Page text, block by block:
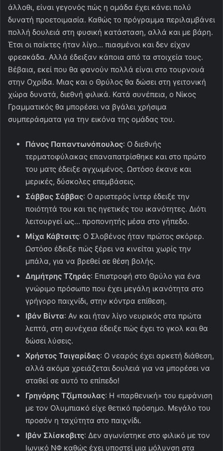
άλλοθι, είναι γεγονός πώς η ομάδα έχει κάνει πολύ
δυνατή προετοιμασία. Καθώς το πρόγραμμα περιλαμβάνει
πολλή δουλειά στη φυσική κατάσταση, αλλά και με βάρη.
Έτσι οι παίκτες ήταν λίγο… πιασμένοι και δεν είχαν
φρεσκάδα. Αλλά έδειξαν κάποια από τα στοιχεία τους.
Βέβαια, εκεί που θα φανούν πολλά είναι στο τουρνουά
στην Οχρίδα. Μιας και ο Θρύλος θα δώσει στη γειτονική
χώρα δυνατά, διεθνή φιλικά. Κατά συνέπεια, ο Νίκος
Γραμματικός θα μπορέσει να βγάλει χρήσιμα
συμπεράσματα για την εικόνα της ομάδας του.
Πάνος Παπαντωνόπουλος: Ο διεθνής
τερματοφύλακας επαναπατρίσθηκε και στο πρώτο
του ματς έδειξε αγχωμένος. Ωστόσο έκανε και
μερικές, δύσκολες επεμβάσεις.
Σάββας Σάββας: Ο αριστερός ίντερ έδειξε την
ποιότητά του και τις ηγετικές του ικανότητες. Διότι
λειτουργεί ως… προπονητής μέσα στο γήπεδο.
Μίχα Κάβτσιτς: Ο Σλοβένος ήταν πρώτος σκόρερ.
Ωστόσο έδειξε πώς ξέρει να κινείται χωρίς την
μπάλα, για να βρεθεί σε θέση βολής.
Δημήτρης Τζηράς: Επιστροφή στο Θρύλο για ένα
γνώριμο πρόσωπο που έχει μεγάλη ικανότητα στο
γρήγορο παιχνίδι, στην κόντρα επίθεση.
Ιβάν Βίντα: Αν και ήταν λίγο νευρικός στα πρώτα
λεπτά, στη συνέχεια έδειξε πώς έχει το γκολ και θα
δώσει λύσεις.
Χρήστος Τσιγαρίδας: Ο νεαρός έχει αρκετή διάθεση,
αλλά ακόμα χρειάζεται δουλειά για να μπορέσει να
σταθεί σε αυτό το επίπεδο!
Γρηγόρης Τζίμπουλας: Η «παρθενική» του εμφάνιση
με τον Ολυμπιακό είχε θετικό πρόσημο. Μεγάλο του
προσόν η ταχύτητα στο παιχνίδι.
Ιβάν Σλίσκοβιτς: Δεν αγωνίστηκε στο φιλικό με τον
Ιωνικό ΝΦ καθώς έχει υποστεί μια μόλυνση στα